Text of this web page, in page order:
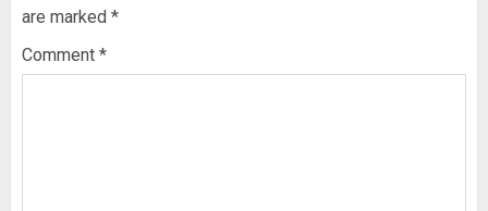
are marked *
Comment *